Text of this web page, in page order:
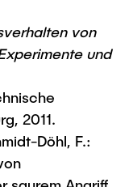
von
und
2011.
Döhl, F.: